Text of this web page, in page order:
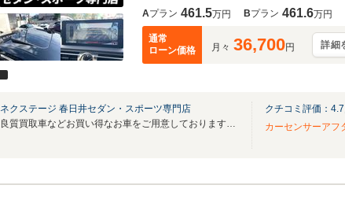
Aプラン 461.5万円 Bプラン 461.6万円
通常
ローン価格
月々 36,700円 詳細
ネクステージ 春日井セダン・スポーツ専門店
良質買取車などお買い得なお車をご用意しております！！
クチコミ評価： 4.7
カーセンサーアフ